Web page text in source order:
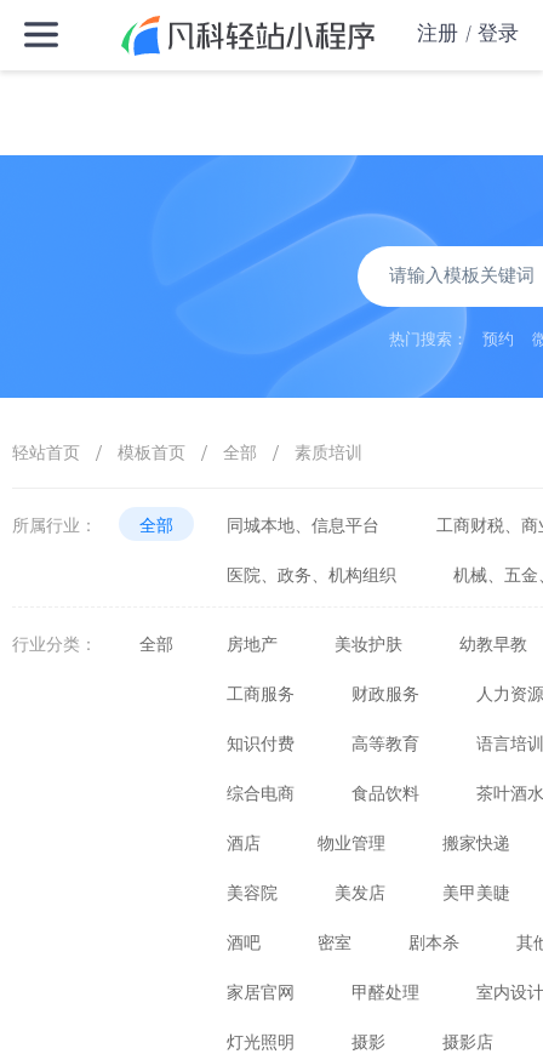
注册 登录
热门搜索： 预约
轻站首页 / 模板首页 / 全部 / 素质培训
所属行业： 全部 同城本地、信息平台 工商财税、
医院、政务、机构组织 机械、五
行业分类： 全部 房地产 美妆护肤 幼教早教
工商服务 财政服务 人力资源
知识付费 高等教育 语言培训
综合电商 食品饮料 茶叶酒水
酒店 物业管理 搬家快递
美容院 美发店 美甲美睫
酒吧 密室 剧本杀 其
家居官网 甲醛处理 室内设计
灯光照明 摄影 摄影店